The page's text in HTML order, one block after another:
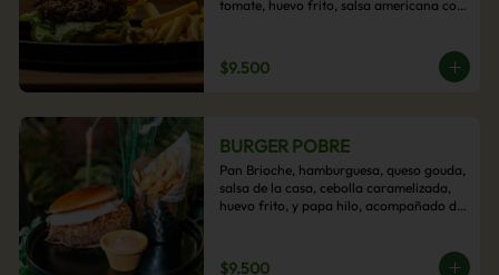
tomate, huevo frito, salsa americana con
$9.500
BURGER POBRE
Pan Brioche, hamburguesa, queso gouda,
salsa de la casa, cebolla caramelizada,
huevo frito, y papa hilo, acompañado de
$9.500